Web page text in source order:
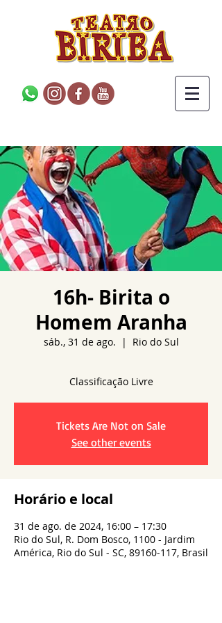
16h- Birita o
Homem Aranha
sáb., 31 de ago.
  |
Rio do Sul
Classificação Livre
Tickets Are Not on Sale
See other events
Horário e local
31 de ago. de 2024, 16:00 – 17:30
Rio do Sul, R. Dom Bosco, 1100 - Jardim
América, Rio do Sul - SC, 89160-117, Brasil